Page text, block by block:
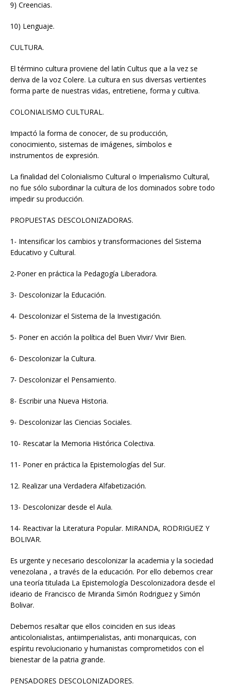
9) Creencias.
10) Lenguaje.
CULTURA.
El término cultura proviene del latín Cultus que a la vez se
deriva de la voz Colere. La cultura en sus diversas vertientes
forma parte de nuestras vidas, entretiene, forma y cultiva.
COLONIALISMO CULTURAL.
Impactó la forma de conocer, de su producción,
conocimiento, sistemas de imágenes, símbolos e
instrumentos de expresión.
La finalidad del Colonialismo Cultural o Imperialismo Cultural,
no fue sólo subordinar la cultura de los dominados sobre todo
impedir su producción.
PROPUESTAS DESCOLONIZADORAS.
1- Intensificar los cambios y transformaciones del Sistema
Educativo y Cultural.
2-Poner en práctica la Pedagogía Liberadora.
3- Descolonizar la Educación.
4- Descolonizar el Sistema de la Investigación.
5- Poner en acción la política del Buen Vivir/ Vivir Bien.
6- Descolonizar la Cultura.
7- Descolonizar el Pensamiento.
8- Escribir una Nueva Historia.
9- Descolonizar las Ciencias Sociales.
10- Rescatar la Memoria Histórica Colectiva.
11- Poner en práctica la Epistemologías del Sur.
12. Realizar una Verdadera Alfabetización.
13- Descolonizar desde el Aula.
14- Reactivar la Literatura Popular. MIRANDA, RODRIGUEZ Y
BOLIVAR.
Es urgente y necesario descolonizar la academia y la sociedad
venezolana , a través de la educación. Por ello debemos crear
una teoría titulada La Epistemología Descolonizadora desde el
ideario de Francisco de Miranda Simón Rodriguez y Simón
Bolivar.
Debemos resaltar que ellos coinciden en sus ideas
anticolonialistas, antiimperialistas, anti monarquicas, con
espíritu revolucionario y humanistas comprometidos con el
bienestar de la patria grande.
PENSADORES DESCOLONIZADORES.